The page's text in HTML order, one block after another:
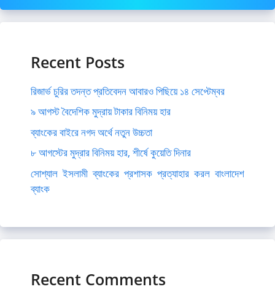
Recent Posts
রিজার্ভ চুরির তদন্ত প্রতিবেদন আবারও পিছিয়ে ১৪ সেপ্টেম্বর
৯ আগস্ট বৈদেশিক মুদ্রায় টাকার বিনিময় হার
ব্যাংকের বাইরে নগদ অর্থে নতুন উচ্চতা
৮ আগস্টের মুদ্রার বিনিময় হার, শীর্ষে কুয়েতি দিনার
সোশ্যাল ইসলামী ব্যাংকের প্রশাসক প্রত্যাহার করল বাংলাদেশ
ব্যাংক
Recent Comments